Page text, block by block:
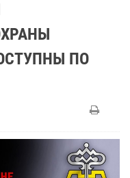
ПО